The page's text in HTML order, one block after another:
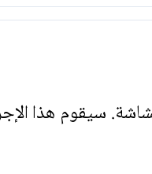
سيقوم هذا